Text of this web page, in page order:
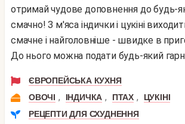
отримай чудове доповнення до будь-
смачно! З м'яса індички і цукіні
смачне і найголовніше - швидке в
До нього можна подати будь-який
ЄВРОПЕЙСЬКА КУХНЯ
ОВОЧІ , ІНДИЧКА , ПТАХ ,
ЦУКІНІ
РЕЦЕПТИ ДЛЯ СХУДНЕННЯ